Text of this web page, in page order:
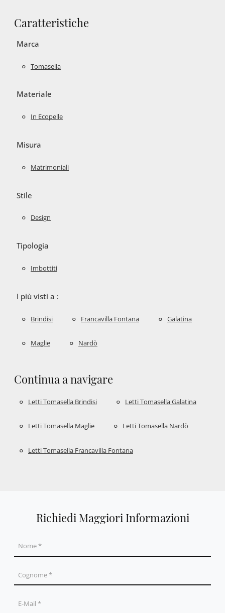
Caratteristiche
Marca
Tomasella
Materiale
In Ecopelle
Misura
Matrimoniali
Stile
Design
Tipologia
Imbottiti
I più visti a :
Brindisi Francavilla Fontana Galatina
Maglie Nardò
Continua a navigare
Letti Tomasella Brindisi Letti Tomasella Galatina
Letti Tomasella Maglie Letti Tomasella Nardò
Letti Tomasella Francavilla Fontana
Richiedi Maggiori Informazioni